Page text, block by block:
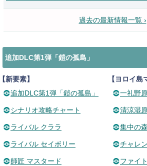
過去の最新情報一覧 ›
追加DLC第1弾「鎧の孤島」
新要素】
追加DLC第1弾「鎧の孤島」
シナリオ攻略チャート
ライバル クララ
ライバル セイボリー
師匠 マスタード
【ヨロイ島
一礼野
清涼湿
集中の森
チャレ
ファイ